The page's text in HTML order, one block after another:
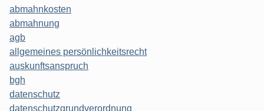
abmahnkosten
abmahnung
agb
allgemeines persönlichkeitsrecht
auskunftsanspruch
bgh
datenschutz
datenschutzgrundverordnung